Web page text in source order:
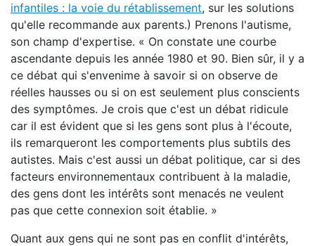
infantiles : la voie du rétablissement, sur les solutions
qu'elle recommande aux parents.) Prenons l'autisme,
son champ d'expertise. « On constate une courbe
ascendante depuis les année 1980 et 90. Bien sûr, il y a
ce débat qui s'envenime à savoir si on observe de
réelles hausses ou si on est seulement plus conscients
des symptômes. Je crois que c'est un débat ridicule
car il est évident que si les gens sont plus à l'écoute,
ils remarqueront les comportements plus subtils des
autistes. Mais c'est aussi un débat politique, car si des
facteurs environnementaux contribuent à la maladie,
des gens dont les intérêts sont menacés ne veulent
pas que cette connexion soit établie. »
Quant aux gens qui ne sont pas en conflit d'intérêts,